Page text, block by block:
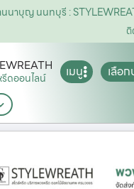
นาบุญ นนทบุรี :
ติ
ดออนไลน์ เมนู
เลือ